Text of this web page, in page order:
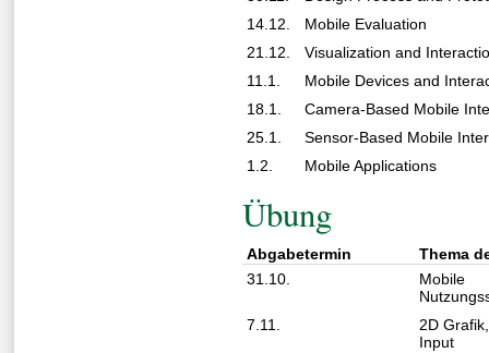
14.12.
Mobile Evaluation
21.12.
Visualization and
11.1.
Mobile Devices and
18.1.
Camera-Based Mobile
25.1.
Sensor-Based Mobile
1.2.
Mobile Applications
Übung
Abgabetermin
Thema
31.10.
Mobile
7.11.
2D
Input